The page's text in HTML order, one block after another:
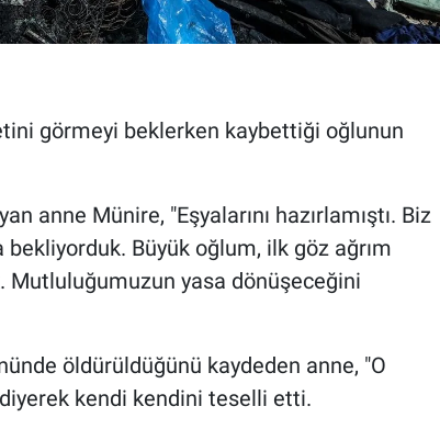
görmeyi beklerken kaybettiği oğlunun
anne Münire, "Eşyalarını hazırlamıştı. Biz
Büyük oğlum, ilk göz ağrım
Mutluluğumuzun yasa dönüşeceğini
öldürüldüğünü kaydeden anne, "O
kendi kendini teselli etti.